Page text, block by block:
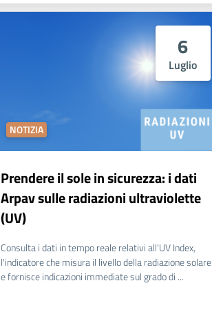
6
Luglio
NOTIZIA
Prendere il sole in sicurezza: i dati
Arpav sulle radiazioni ultraviolette
(UV)
Consulta i dati in tempo reale relativi all'UV Index,
l'indicatore che misura il livello della radiazione solare
e fornisce indicazioni immediate sul grado di ...